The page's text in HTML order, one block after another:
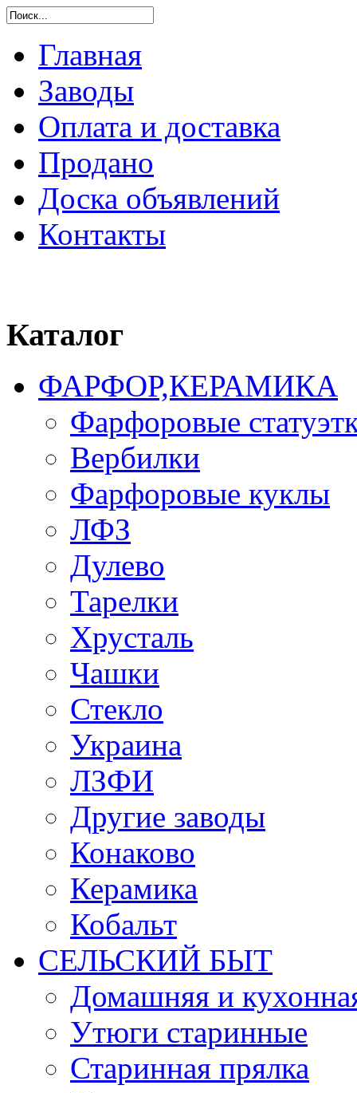
Главная
Заводы
Оплата и доставка
Продано
Доска объявлений
Контакты
Каталог
ФАРФОР,КЕРАМИКА
Фарфоровые
Вербилки
Фарфоровые куклы
ЛФЗ
Дулево
Тарелки
Хрусталь
Чашки
Стекло
Украина
ЛЗФИ
Другие заводы
Конаково
Керамика
Кобальт
СЕЛЬСКИЙ БЫТ
Домашняя и
Утюги старинные
Старинная прялка